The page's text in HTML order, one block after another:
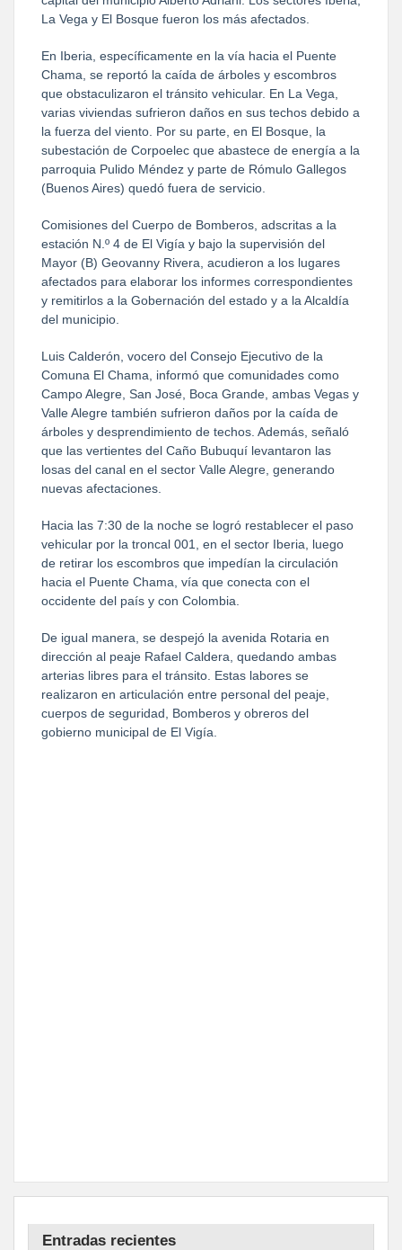
La Vega y El Bosque fueron los más afectados.
En Iberia, específicamente en la vía hacia el Puente
Chama, se reportó la caída de árboles y escombros
que obstaculizaron el tránsito vehicular. En La Vega,
varias viviendas sufrieron daños en sus techos debido a
la fuerza del viento. Por su parte, en El Bosque, la
subestación de Corpoelec que abastece de energía a la
parroquia Pulido Méndez y parte de Rómulo Gallegos
(Buenos Aires) quedó fuera de servicio.
Comisiones del Cuerpo de Bomberos, adscritas a la
estación N.º 4 de El Vigía y bajo la supervisión del
Mayor (B) Geovanny Rivera, acudieron a los lugares
afectados para elaborar los informes correspondientes
y remitirlos a la Gobernación del estado y a la Alcaldía
del municipio.
Luis Calderón, vocero del Consejo Ejecutivo de la
Comuna El Chama, informó que comunidades como
Campo Alegre, San José, Boca Grande, ambas Vegas y
Valle Alegre también sufrieron daños por la caída de
árboles y desprendimiento de techos. Además, señaló
que las vertientes del Caño Bubuquí levantaron las
losas del canal en el sector Valle Alegre, generando
nuevas afectaciones.
Hacia las 7:30 de la noche se logró restablecer el paso
vehicular por la troncal 001, en el sector Iberia, luego
de retirar los escombros que impedían la circulación
hacia el Puente Chama, vía que conecta con el
occidente del país y con Colombia.
De igual manera, se despejó la avenida Rotaria en
dirección al peaje Rafael Caldera, quedando ambas
arterias libres para el tránsito. Estas labores se
realizaron en articulación entre personal del peaje,
cuerpos de seguridad, Bomberos y obreros del
gobierno municipal de El Vigía.
Entradas recientes